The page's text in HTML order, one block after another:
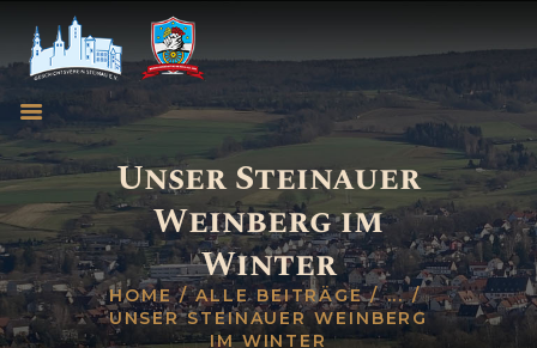
Unser Steinauer
Weinberg im
Winter
HOME ALLE BEITRÄGE
...
UNSER STEINAUER WEINBERG
IM WINTER
HOME
GESCHICHTSVEREIN
WEINBRUDERSCHAFT
BLOG